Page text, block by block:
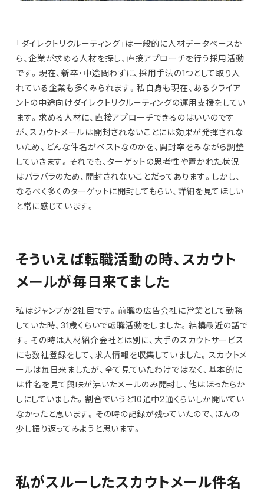
「ダイレクトリクルーティング」は一般的に人材データベースか
ら、企業が求める人材を探し、直接アプローチを行う採用活動
です。現在、新卒・中途問わずに、採用手法の1つとして取り入
れている企業も多くみられます。私自身も現在、あるクライア
ントの中途向けダイレクトリクルーティングの運用支援をしてい
ます。求める人材に、直接アプローチできるのはいいのです
が、スカウトメールは開封されないことには効果が発揮されな
いため、どんな件名がベストなのかを、開封率をみながら調整
していきます。それでも、ターゲットの思考性や置かれた状況
はバラバラのため、開封されないことだってあります。しかし、
なるべく多くのターゲットに開封してもらい、詳細を見てほしい
と常に感じています。
そういえば転職活動の時、スカウト
メールが毎日来てました
私はジャンプが2社目です。前職の広告会社に営業として勤務
していた時、31歳くらいで転職活動をしました。結構最近の話で
す。その時は人材紹介会社とは別に、大手のスカウトサービス
にも数社登録をして、求人情報を収集していました。スカウトメ
ールは毎日来ましたが、全て見ていたわけではなく、基本的に
は件名を見て興味が沸いたメールのみ開封し、他はほったらか
しにしていました。割合でいうと10通中2通くらいしか開いてい
なかったと思います。その時の記録が残っていたので、ほんの
少し振り返ってみようと思います。
私がスルーしたスカウトメール件名